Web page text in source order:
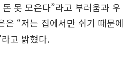
못 모은다”라고 부러움과 우
은 “저는 집에서만 쉬기 때문에
고 밝혔다.